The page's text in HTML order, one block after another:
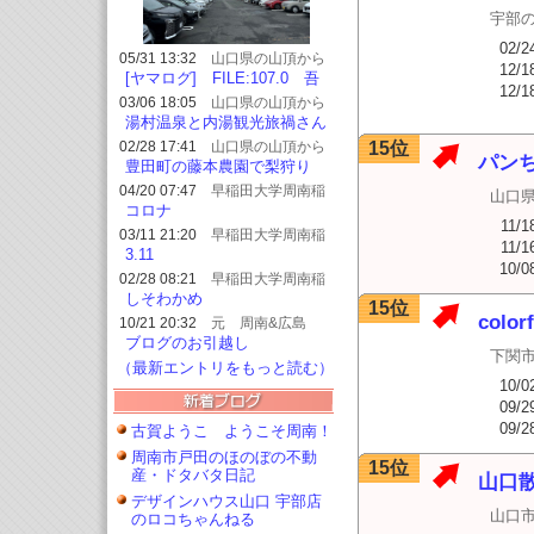
05/31 13:32 山口県の山頂から
[ヤマログ] FILE:107.0 吾
妻山 [山頂周回(時計廻り)コ
ース] 広島県/島根県
2023/08
03/06 18:05 山口県の山頂から
湯村温泉と内湯観光旅禍さん
きん 2023/09
02/28 17:41 山口県の山頂から
豊田町の藤本農園で梨狩り
2023/08
04/20 07:47 早稲田大学周南稲
門会ブログ
コロナ
03/11 21:20 早稲田大学周南稲
門会ブログ
3.11
02/28 08:21 早稲田大学周南稲
門会ブログ
しそわかめ
10/21 20:32 元 周南&広島
WALKER
ブログのお引越し
（最新エントリをもっと読む）
古賀ようこ ようこそ周南！
周南市戸田のほのぼの不動
産・ドタバタ日記
デザインハウス山口 宇部店
のロコちゃんねる
宇部
02/
12/
12/
15位
パン
山口
11/
11/
10/
15位
下関
10/
09/
09/
15位
山口
山口